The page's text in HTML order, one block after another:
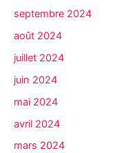
septembre 2024
août 2024
juillet 2024
juin 2024
mai 2024
avril 2024
mars 2024